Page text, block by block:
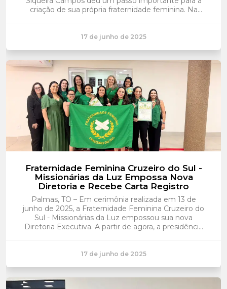
criação de sua própria fraternidade feminina. Na
17 de junho de 2025
Fraternidade Feminina Cruzeiro do Sul -
Missionárias da Luz Empossa Nova
Diretoria e Recebe Carta Registro
Palmas, TO – Em cerimônia realizada em 13 de
junho de 2025, a Fraternidade Feminina Cruzeiro do
Sul - Missionárias da Luz empossou sua nova
Diretoria Executiva. A partir de agora, a presidência
17 de junho de 2025